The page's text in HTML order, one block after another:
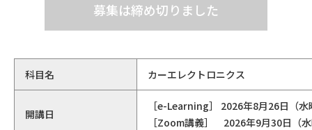
募集は締め切りました
科目名 カーエレクトロニクス
開講日
［e-Learning］ 2026年8月26日（
［Zoom講義］ 2026年9月30日（